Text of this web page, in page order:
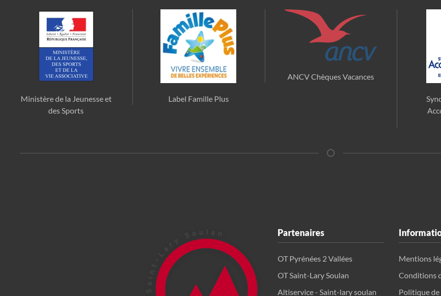
Ministère de la Jeunesse et
des Sports
Label Famille Plus
ANCV Chèques Vacances
Partenaires
OT Pyrénées 2 Vallées
OT Saint-Lary Soulan
Altiservice - Saint-lary soulan
Mentions
Conditions
Politique